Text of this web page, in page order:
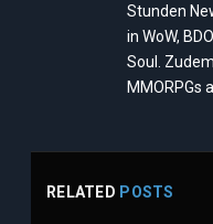
Stunden
in WoW,
Soul.
MMORPGs
RELATED POSTS